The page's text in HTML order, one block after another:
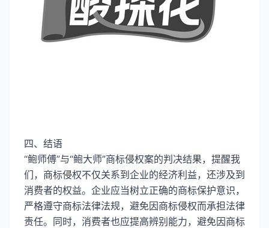
四、结语
“鲍师傅”与“鲍大师”商标侵权案的判决结果，提醒我
们，商标侵权不仅关系到企业的经济利益，还涉及到
消费者的权益。企业应当树立正确的商标保护意识，
严格遵守商标法律法规，避免因商标侵权而承担法律
责任。同时，消费者也应提高辨别能力，避免因商标